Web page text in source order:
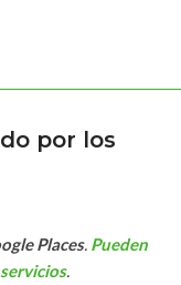
por los
Places. Pueden
.